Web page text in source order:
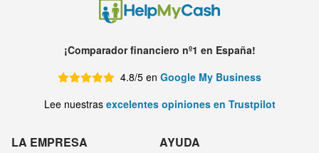
¡Comparador financiero nº1 en España!
4.8/5 en Google My Business
Lee nuestras excelentes opiniones en Trustpilot
LA EMPRESA AYUDA